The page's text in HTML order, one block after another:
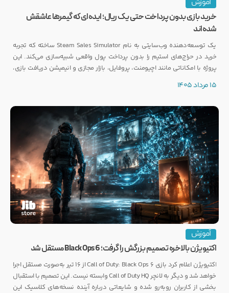
آموزش
خرید بازی بدون پرداخت حتی یک ریال؛ ایده‌ای که گیمرها عاشقش
شده‌اند
یک توسعه‌دهنده وب‌سایتی به نام Steam Sales Simulator ساخته که تجربه
خرید در حراج‌های استیم را بدون پرداخت پول واقعی شبیه‌سازی می‌کند. این
پروژه با امکاناتی مانند اچیومنت، پروفایل، بازار مجازی و انیمیشن دریافت بازی،
15 مرداد 1405
آموزش
اکتیویژن بالاخره تصمیم بزرگش را گرفت؛ Black Ops 6 مستقل شد
اکتیویژن اعلام کرد بازی Call of Duty: Black Ops 6 از ۱۶ تیر به‌صورت مستقل اجرا
خواهد شد و دیگر به لانچر Call of Duty HQ وابسته نیست. این تصمیم با استقبال
بخشی از کاربران روبه‌رو شده و شایعاتی درباره آینده نسخه‌های کلاسیک این